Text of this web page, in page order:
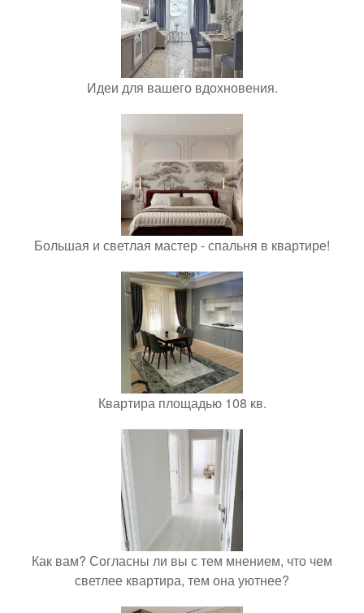
Идеи для вашего вдохновения.
Большая и светлая мастер - спальня в квартире!
Квартира площадью 108 кв.
Как вам? Согласны ли вы с тем мнением, что чем
светлее квартира, тем она уютнее?